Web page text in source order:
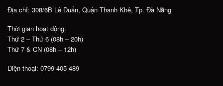
Địa chỉ: 308/6B Lê Duẩn, Quận Thanh Khê, Tp. Đà Nẵng
Thời gian hoạt động:
Thứ 2 – Thứ 6 (08h – 20h)
Thứ 7 & CN (08h – 12h)
Điện thoại: 0799 405 489